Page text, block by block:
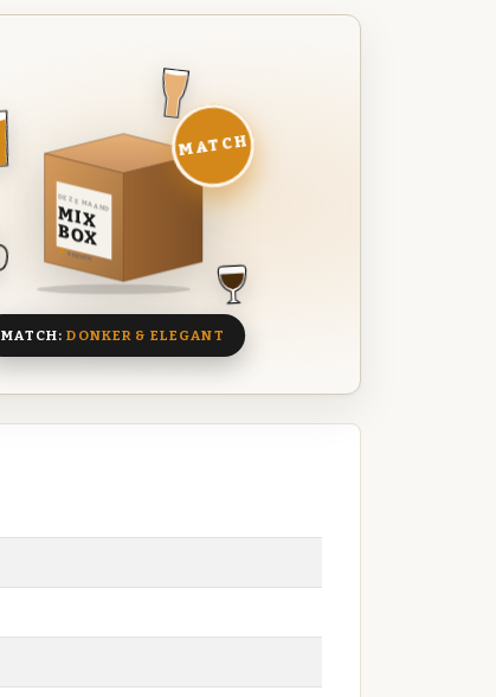
DEZE MAAND
MIX
BOX
8 BIEREN
MATCH
MATCH:DONKER & ELEGANT